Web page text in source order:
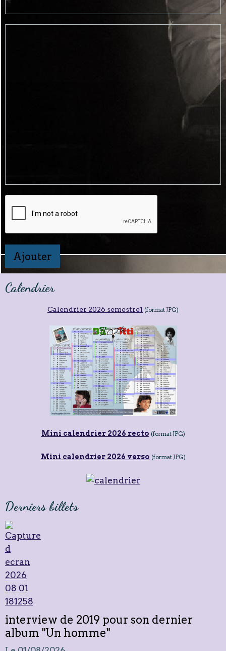
Ajouter
Calendrier
Calendrier 2026 semestre1 (format JPG)
Mini calendrier 2026 recto (format JPG)
Mini calendrier 2026 verso (format JPG)
Derniers billets
interview de 2019 pour son dernier
album "Un homme"